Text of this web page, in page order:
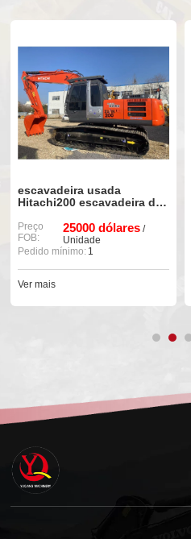
escavadeira usada
Hitachi200 escavadeira de
venda
Preço
FOB:
25000 dólares/
Unidade
Pedido mínimo: 1
Ver mais